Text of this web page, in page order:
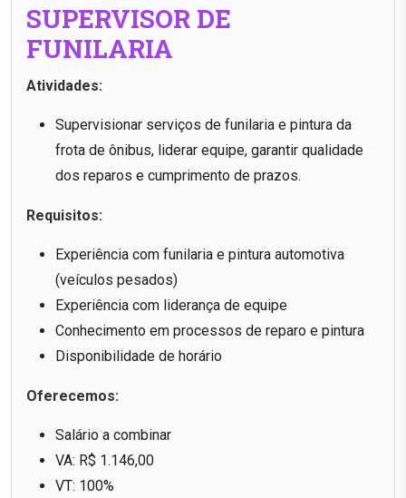
SUPERVISOR DE
FUNILARIA
Atividades:
Supervisionar serviços de funilaria e pintura da
frota de ônibus, liderar equipe, garantir qualidade
dos reparos e cumprimento de prazos.
Requisitos:
Experiência com funilaria e pintura automotiva
(veículos pesados)
Experiência com liderança de equipe
Conhecimento em processos de reparo e pintura
Disponibilidade de horário
Oferecemos:
Salário a combinar
VA: R$ 1.146,00
VT: 100%